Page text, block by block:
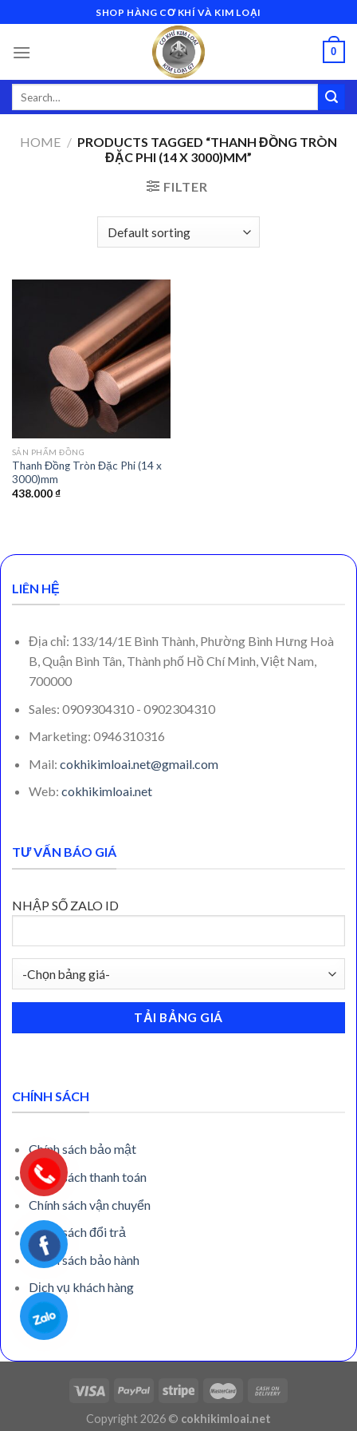
to
content
SHOP HÀNG CƠ KHÍ VÀ KIM LOẠI
0
Search
HOME / PRODUCTS TAGGED “THANH ĐỒNG TRÒN
ĐẶC PHI (14 X 3000)MM”
FILTER
SẢN PHẨM ĐỒNG
Thanh Đồng Tròn Đặc Phi (14 x
3000)mm
438.000₫
LIÊN HỆ
Địa chỉ: 133/14/1E Bình Thành, Phường Bình Hưng Hoà
B, Quận Bình Tân, Thành phố Hồ Chí Minh, Việt Nam,
700000
Sales: 0909304310 - 0902304310
Marketing: 0946310316
Mail: cokhikimloai.net@gmail.com
Web: cokhikimloai.net
TƯ VẤN BÁO GIÁ
NHẬP SỐ ZALO ID
CHÍNH SÁCH
Chính sách bảo mật
Chính sách thanh toán
Chính sách vận chuyển
Chính sách đổi trả
Chính sách bảo hành
Dịch vụ khách hàng
Copyright 2026 © cokhikimloai.net